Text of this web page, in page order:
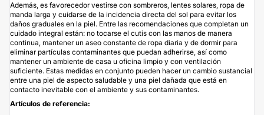
Además, es favorecedor vestirse con sombreros, lentes solares, ropa de
manda larga y cuidarse de la incidencia directa del sol para evitar los
daños graduales en la piel. Entre las recomendaciones que completan un
cuidado integral están: no tocarse el cutis con las manos de manera
continua, mantener un aseo constante de ropa diaria y de dormir para
eliminar partículas contaminantes que puedan adherirse, así como
mantener un ambiente de casa u oficina limpio y con ventilación
suficiente. Estas medidas en conjunto pueden hacer un cambio sustancial
entre una piel de aspecto saludable y una piel dañada que está en
contacto inevitable con el ambiente y sus contaminantes.
Artículos de referencia: